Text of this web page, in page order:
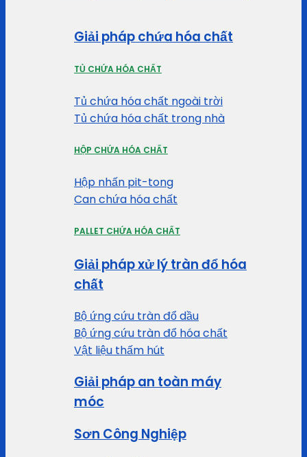
Giải pháp chứa hóa chất
TỦ CHỨA HÓA CHẤT
Tủ chứa hóa chất ngoài trời
Tủ chứa hóa chất trong nhà
HỘP CHỨA HÓA CHẤT
Hộp nhấn pit-tong
Can chứa hóa chất
PALLET CHỨA HÓA CHẤT
Giải pháp xử lý tràn đổ hóa
chất
Bộ ứng cứu tràn đổ dầu
Bộ ứng cứu tràn đổ hóa chất
Vật liệu thấm hút
Giải pháp an toàn máy
móc
Sơn Công Nghiệp